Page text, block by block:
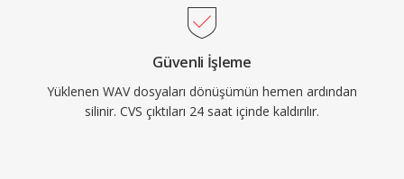
Güvenli İşleme
Yüklenen WAV dosyaları dönüşümün hemen ardından
silinir. CVS çıktıları 24 saat içinde kaldırılır.